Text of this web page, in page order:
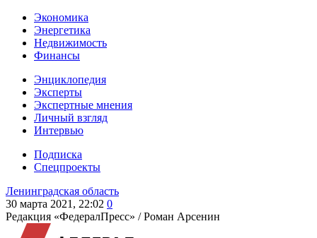
Экономика
Энергетика
Недвижимость
Финансы
Энциклопедия
Эксперты
Экспертные мнения
Личный взгляд
Интервью
Подписка
Спецпроекты
Ленинградская область
30 марта 2021, 22:02 0
Редакция «ФедералПресс» /Роман Арсенин